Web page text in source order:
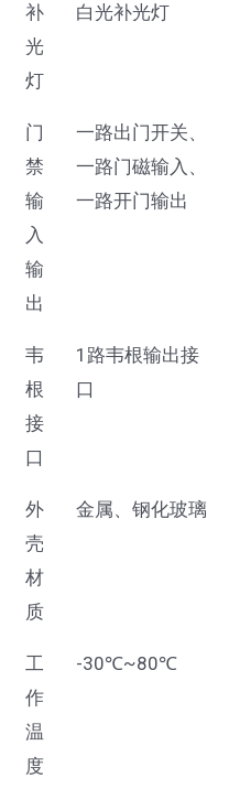
补
光
灯
白光补光灯
门
禁
输
入
输
出
一路出门开关、
一路门磁输入、
一路开门输出
韦
根
接
口
1路韦根输出接
口
外
壳
材
质
金属、钢化玻璃
工
作
温
度
-30℃~80℃